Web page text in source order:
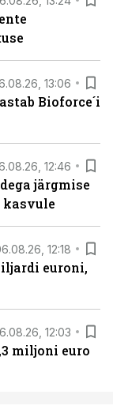
13:06
Bioforce´i
12:46
järgmise
kasvule
12:18
euroni,
12:03
miljoni euro